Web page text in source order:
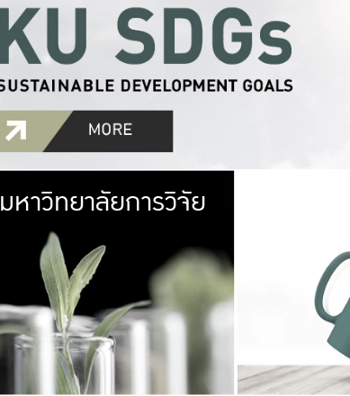
มหาวิทยาลัย
เกษตรศาสตร์ มีพื้นที่เขียวสดใส หนาแน่น
เป็นป่าในเมือง (URBAN FOREST)
เกษตรในเมือง (URBAN AGRICULTURE)
ที่นับรวมกันได้ประมาณ 1,400 ไร่
มหาวิทยาลัยการวิจัย